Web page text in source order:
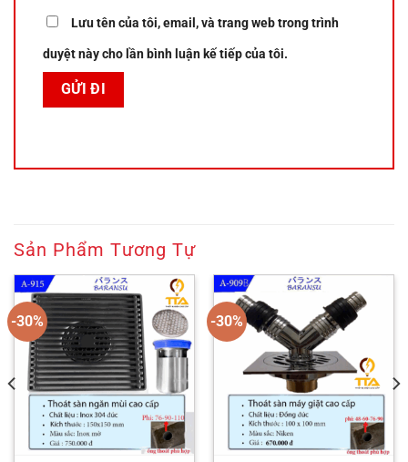
Lưu tên của tôi, email, và trang web trong trình
duyệt này cho lần bình luận kế tiếp của tôi.
Sản Phẩm Tương Tự
-30% -30%